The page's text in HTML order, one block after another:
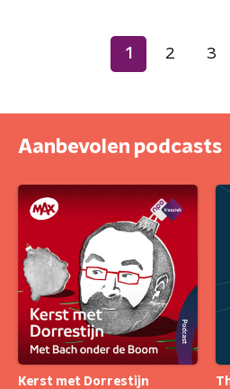
1 2 3
Aanbevolen podcasts
Kerst met Dorrestijn